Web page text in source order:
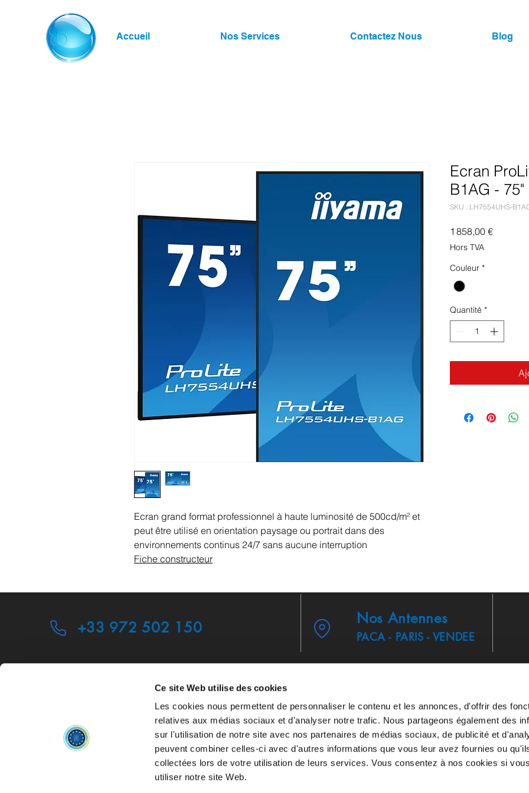
Ce site Web utilise des cookies
Les cookies nous permettent de personnaliser le contenu et les annonces, d'offrir des
relatives aux médias sociaux et d'analyser notre trafic. Nous partageons également des
sur l'utilisation de notre site avec nos partenaires de médias sociaux, de publicité et
peuvent combiner celles-ci avec d'autres informations que vous leur avez fournies ou
collectées lors de votre utilisation de leurs services. Vous consentez à nos cookies si
utiliser notre site Web.
Accueil Nos Services Contactez Nous Blog
Ecran grand format professionnel à haute luminosité de 500cd/m² et
peut être utilisé en orientation paysage ou portrait dans des
environnements continus 24/7 sans aucune interruption
Fiche constructeur
Ecran
B1AG - 75"
SKU : LH7554UHS-
1 858,00 €Prix
Hors TVA
Couleur *
Quantité *
Politique de confidentialité SF Soli(ExpertsDPO) Conditions Générales de Service SF Soli
Politique de confidentialité Spheris-Gestion des cookies-Mentions Légales Conditions
+33 972 502 150
Nos Antennes
PACA - PARIS - VENDEE